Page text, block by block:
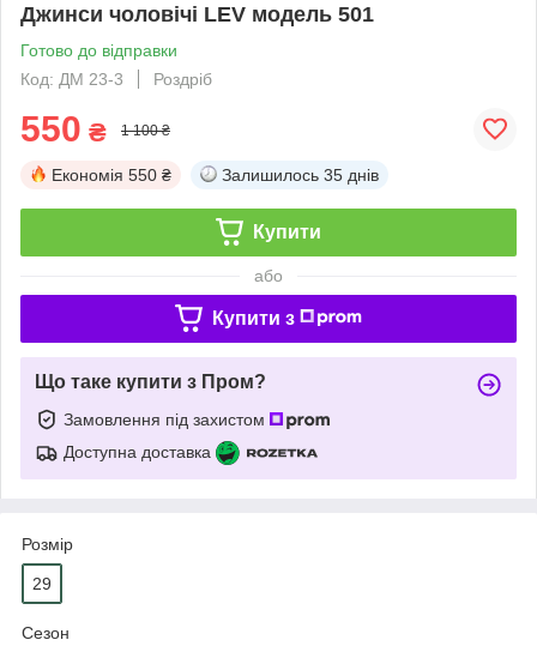
Джинси чоловічі LEV модель 501
Готово до відправки
Код: ДМ 23-3
Роздріб
550 ₴ 1 100 ₴
Економія 550 ₴ Залишилось 35 днів
Купити
або
Купити з
Що таке купити з Пром?
Замовлення під захистом
Доступна доставка
Розмір
29
Сезон